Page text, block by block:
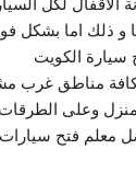
الاقفال لكل
و ذلك اما بشكل
سيارة الكويت
لكافة مناطق غرب
وعلى
معلم فتح